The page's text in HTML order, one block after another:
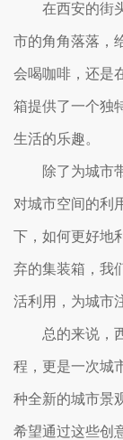
在西安的街
市的角角落落，
会喝咖啡，还是
箱提供了一个独
生活的乐趣。
除了为城市
对城市空间的利
下，如何更好地
弃的集装箱，我
活利用，为城市
总的来说，
程，更是一次城
种全新的城市景
希望通过这些创